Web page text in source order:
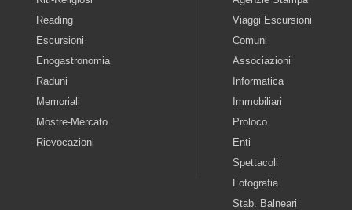
Reading
Escursioni
Enogastronomia
Raduni
Memoriali
Mostre-Mercato
Rievocazioni
Viaggi Escursioni
Comuni
Associazioni
Informatica
Immobiliari
Proloco
Enti
Spettacoli
Fotografia
Stab. Balneari